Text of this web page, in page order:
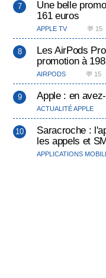
Une belle
161 euros
APPLE TV 💬 15
Les AirPods
promotion à
AIRPODS 💬 15
Apple : en
ACTUALITÉ APPLE
Saracroche :
les appels et
APPLICATIONS